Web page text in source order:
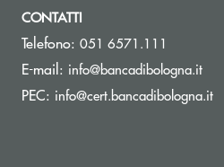
CONTATTI
Telefono: 051 6571.111
E-mail: info@bancadibologna.it(si
PEC: info@cert.bancadibologna.it